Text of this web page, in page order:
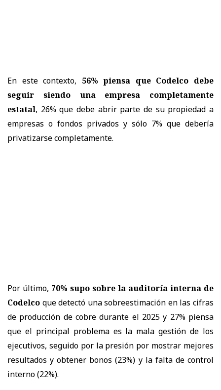
En este contexto, 56% piensa que Codelco debe
seguir siendo una empresa completamente
estatal, 26% que debe abrir parte de su propiedad a
empresas o fondos privados y sólo 7% que debería
privatizarse completamente.
Por último, 70% supo sobre la auditoría interna de
Codelco que detectó una sobreestimación en las cifras
de producción de cobre durante el 2025 y 27% piensa
que el principal problema es la mala gestión de los
ejecutivos, seguido por la presión por mostrar mejores
resultados y obtener bonos (23%) y la falta de control
interno (22%).